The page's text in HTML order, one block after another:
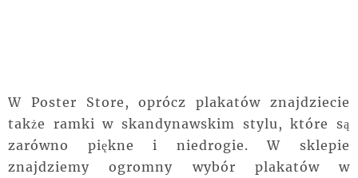
W Poster Store, oprócz plakatów znajdziecie
także ramki w skandynawskim stylu, które są
zarówno piękne i niedrogie. W sklepie
znajdziemy ogromny wybór plakatów w